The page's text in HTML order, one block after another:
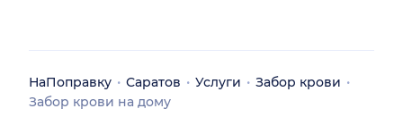
НаПоправку Саратов Услуги
Забор крови
Забор крови на дому